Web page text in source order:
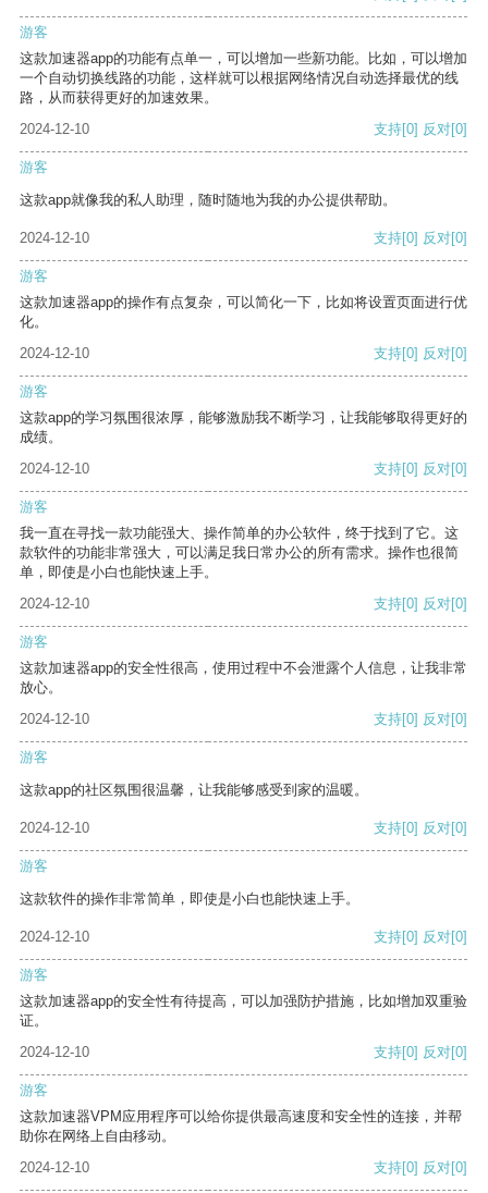
游客
这款加速器app的功能有点单一，可以增加一些新功能。比如，可以增加
一个自动切换线路的功能，这样就可以根据网络情况自动选择最优的线
路，从而获得更好的加速效果。
2024-12-10
支持[0] 反对[0]
游客
这款app就像我的私人助理，随时随地为我的办公提供帮助。
2024-12-10 支持[0] 反对[0]
游客
这款加速器app的操作有点复杂，可以简化一下，比如将设置页面进行优
化。
2024-12-10
支持[0] 反对[0]
游客
这款app的学习氛围很浓厚，能够激励我不断学习，让我能够取得更好的
成绩。
2024-12-10
支持[0] 反对[0]
游客
我一直在寻找一款功能强大、操作简单的办公软件，终于找到了它。这
款软件的功能非常强大，可以满足我日常办公的所有需求。操作也很简
单，即使是小白也能快速上手。
2024-12-10
支持[0] 反对[0]
游客
这款加速器app的安全性很高，使用过程中不会泄露个人信息，让我非常
放心。
2024-12-10
支持[0] 反对[0]
游客
这款app的社区氛围很温馨，让我能够感受到家的温暖。
2024-12-10 支持[0] 反对[0]
游客
这款软件的操作非常简单，即使是小白也能快速上手。
2024-12-10 支持[0] 反对[0]
游客
这款加速器app的安全性有待提高，可以加强防护措施，比如增加双重验
证。
2024-12-10
支持[0] 反对[0]
游客
这款加速器VPM应用程序可以给你提供最高速度和安全性的连接，并帮
助你在网络上自由移动。
2024-12-10
支持[0] 反对[0]